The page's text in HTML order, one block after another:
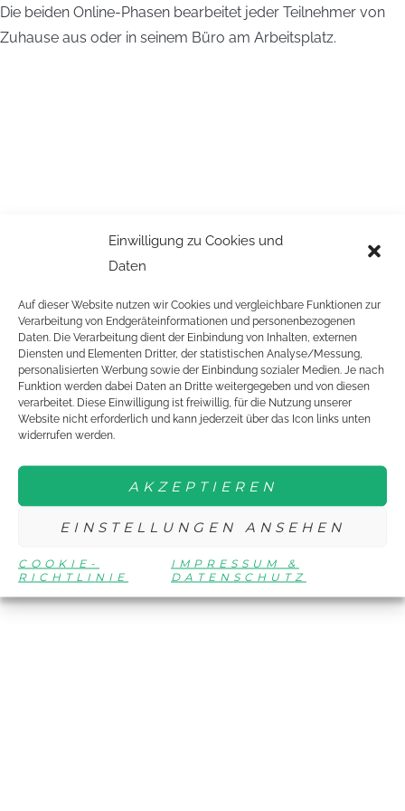
Einwilligung zu Cookies und
Daten
Auf dieser Website nutzen wir Cookies und vergleichbare Funktionen zur
Verarbeitung von Endgeräteinformationen und personenbezogenen
Daten. Die Verarbeitung dient der Einbindung von Inhalten, externen
Diensten und Elementen Dritter, der statistischen Analyse/Messung,
personalisierten Werbung sowie der Einbindung sozialer Medien. Je nach
Funktion werden dabei Daten an Dritte weitergegeben und von diesen
verarbeitet. Diese Einwilligung ist freiwillig, für die Nutzung unserer
Website nicht erforderlich und kann jederzeit über das Icon links unten
widerrufen werden.
AKZEPTIEREN
EINSTELLUNGEN ANSEHEN
COOKIE-
RICHTLINIE
IMPRESSUM &
DATENSCHUTZ
Die beiden Online-Phasen bearbeitet jeder Teilnehmer von
Zuhause aus oder in seinem Büro am Arbeitsplatz.